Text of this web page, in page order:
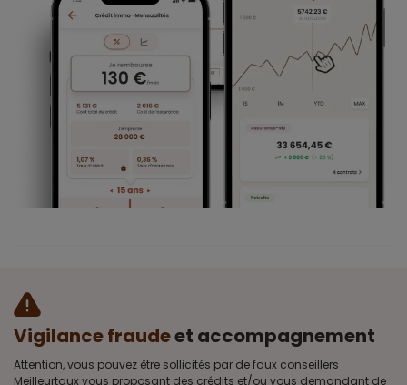
Vigilance fraudeet accompagnement
Attention, vous pouvez être sollicités par de faux conseillers
Meilleurtaux vous proposant des crédits et/ou vous demandant de